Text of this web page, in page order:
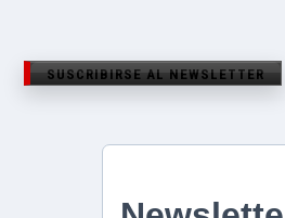
SUSCRIBIRSE AL NEWSLETTER